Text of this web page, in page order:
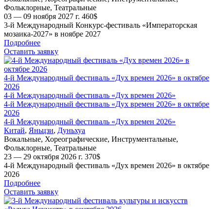
Фольклорные, Театральные
03 — 09 ноября 2027 г. 460$
3-й Международный Конкурс-фестиваль «Императорская
мозаика-2027» в ноябре 2027
Подробнее
Оставить заявку
4-й Международный фестиваль «Дух времен 2026» в октябре
2026
4-й Международный фестиваль «Дух времен 2026»
4-й Международный фестиваль «Дух времен 2026» в октябре
2026
4-й Международный фестиваль «Дух времен 2026»
Китай, Яньцзи, Дуньхуа
Вокальные, Хореографические, Инструментальные,
Фольклорные, Театральные
23 — 29 октября 2026 г. 370$
4-й Международный фестиваль «Дух времен 2026» в октябре
2026
Подробнее
Оставить заявку